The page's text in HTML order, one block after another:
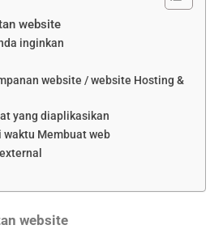
website
inginkan
website / website Hosting &
yang diaplikasikan
waktu Membuat web
website